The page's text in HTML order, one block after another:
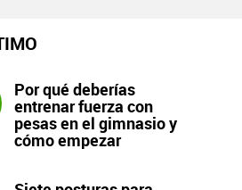
Por qué deberías
entrenar fuerza con
pesas en el gimnasio y
cómo empezar